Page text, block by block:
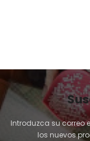
Introduzca su correo
los nuevos